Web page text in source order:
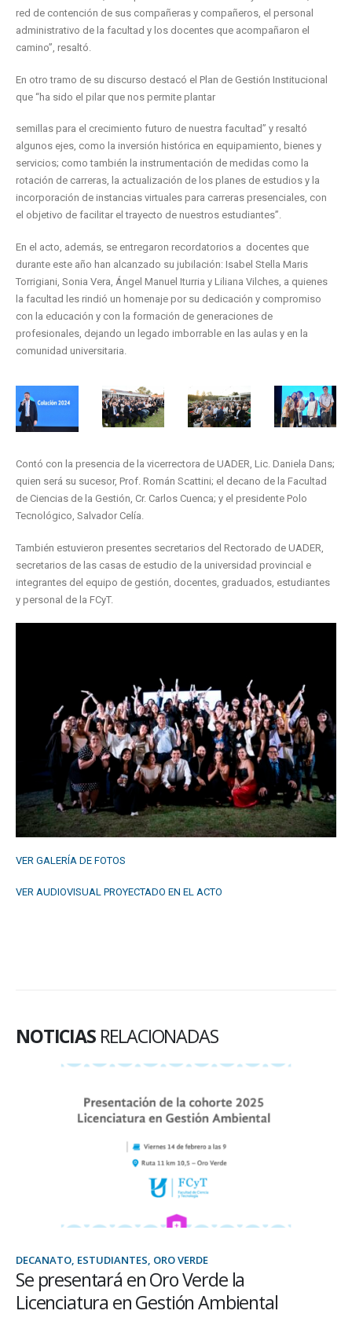
red de contención de sus compañeras y compañeros, el personal
administrativo de la facultad y los docentes que acompañaron el
camino”, resaltó.
En otro tramo de su discurso destacó el Plan de Gestión Institucional
que “ha sido el pilar que nos permite plantar
semillas para el crecimiento futuro de nuestra facultad” y resaltó
algunos ejes, como la inversión histórica en equipamiento, bienes y
servicios; como también la instrumentación de medidas como la
rotación de carreras, la actualización de los planes de estudios y la
incorporación de instancias virtuales para carreras presenciales, con
el objetivo de facilitar el trayecto de nuestros estudiantes”.
En el acto, además, se entregaron recordatorios a docentes que
durante este año han alcanzado su jubilación: Isabel Stella Maris
Torrigiani, Sonia Vera, Ángel Manuel Iturria y Liliana Vilches, a quienes
la facultad les rindió un homenaje por su dedicación y compromiso
con la educación y con la formación de generaciones de
profesionales, dejando un legado imborrable en las aulas y en la
comunidad universitaria.
Contó con la presencia de la vicerrectora de UADER, Lic. Daniela Dans;
quien será su sucesor, Prof. Román Scattini; el decano de la Facultad
de Ciencias de la Gestión, Cr. Carlos Cuenca; y el presidente Polo
Tecnológico, Salvador Celía.
También estuvieron presentes secretarios del Rectorado de UADER,
secretarios de las casas de estudio de la universidad provincial e
integrantes del equipo de gestión, docentes, graduados, estudiantes
y personal de la FCyT.
VER GALERÍA DE FOTOS
VER AUDIOVISUAL PROYECTADO EN EL ACTO
NOTICIAS RELACIONADAS
DECANATO, ESTUDIANTES, ORO VERDE
Se presentará en Oro Verde la
Licenciatura en Gestión Ambiental